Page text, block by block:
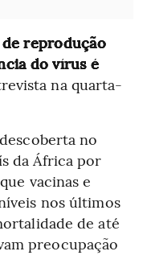
de reprodução
do vírus é
na quarta-
no
da África por
vacinas e
nos últimos
de até
preocupação